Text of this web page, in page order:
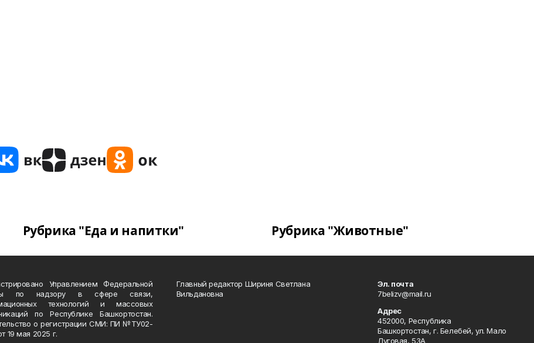
Рубрика "Еда и напитки" Рубрика "Животные"
Управлением Федеральной
по надзору в сфере связи,
технологий и массовых
по Республике Башкортостан.
о регистрации СМИ: ПИ №ТУ02-
19 мая 2025 г.
Главный редактор Шириня Светлана
Вильдановна
Эл. почта
7belizv@mail.ru
Адрес
452000, Республика
Башкортостан, г. Белебей, ул. Мало
Луговая, 53А